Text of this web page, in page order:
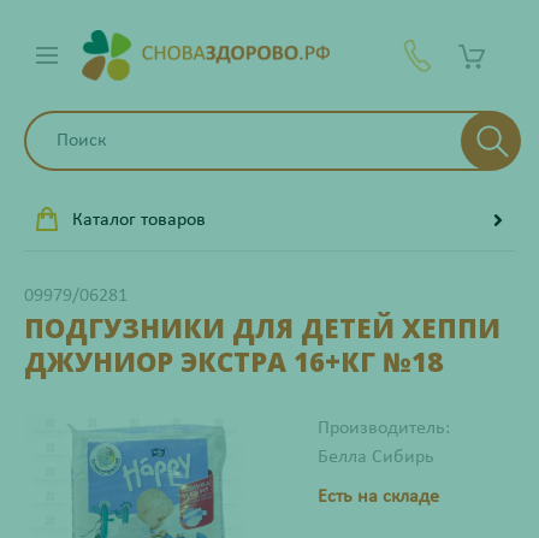
Каталог товаров
09979/06281
ПОДГУЗНИКИ ДЛЯ ДЕТЕЙ ХЕППИ
ДЖУНИОР ЭКСТРА 16+КГ №18
Производитель:
Белла Сибирь
Есть на складе